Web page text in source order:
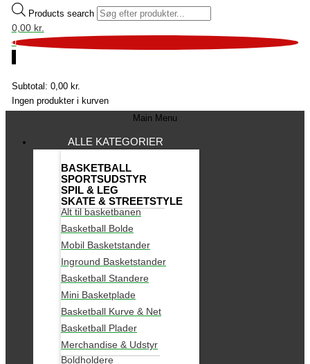
Products search
0,00 kr.
0
Subtotal: 0,00 kr.
Ingen produkter i kurven
Main Menu
ALLE KATEGORIER
BASKETBALL
SPORTSUDSTYR
SPIL & LEG
SKATE & STREETSTYLE
Alt til basketbanen
Basketball Bolde
Mobil Basketstander
Inground Basketstander
Basketball Standere
Mini Basketplade
Basketball Kurve & Net
Basketball Plader
Merchandise & Udstyr
Boldholdere